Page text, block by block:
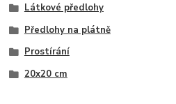
Látkové předlohy
Předlohy na plátně
Prostírání
20x20 cm